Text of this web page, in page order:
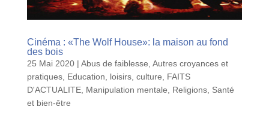
Cinéma : «The Wolf House»: la maison au fond
des bois
25 Mai 2020| Abus de faiblesse Autres croyances et
pratiques, Education, loisirs, culture
FAITS
D'ACTUALITE, Manipulation mentale Religions, Santé
et bien-être